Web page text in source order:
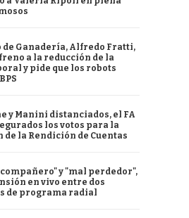
Ganadería, Alfredo Fratti,
a la reducción de la
y pide que los robots
y Manini distanciados, el FA
los votos para la
de la Rendición de Cuentas
y "mal perdedor",
en vivo entre dos
de programa radial